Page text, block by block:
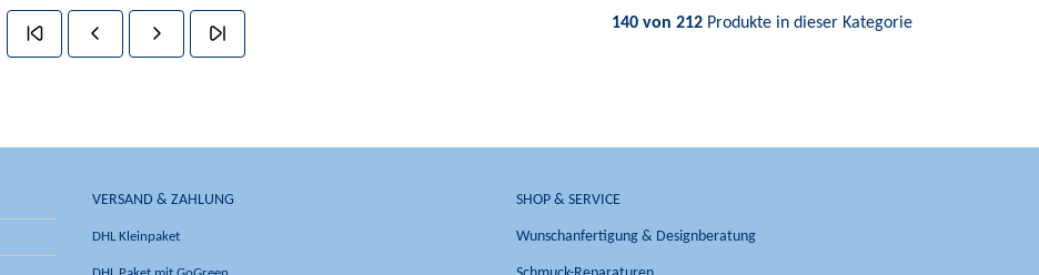
140 von 212 Produkte in dieser Kategorie
VERSAND & ZAHLUNG
DHL Kleinpaket
SHOP & SERVICE
Wunschanfertigung & Designberatung